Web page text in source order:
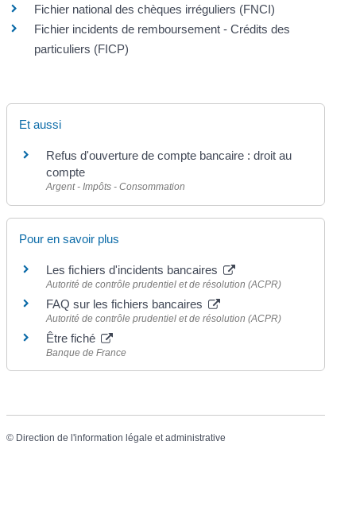
Fichier national des chèques irréguliers (FNCI)
Fichier incidents de remboursement - Crédits des
particuliers (FICP)
Et aussi
Refus d'ouverture de compte bancaire : droit au
compte
Argent - Impôts - Consommation
Pour en savoir plus
Les fichiers d'incidents bancaires
Autorité de contrôle prudentiel et de résolution (ACPR)
FAQ sur les fichiers bancaires
Autorité de contrôle prudentiel et de résolution (ACPR)
Être fiché
Banque de France
© Direction de l'information légale et administrative